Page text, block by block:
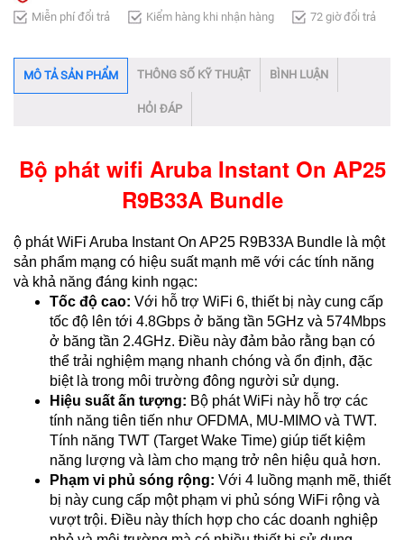
Miễn phí đổi trả
Kiểm hàng khi nhận hàng 72 giờ đổi trả
MÔ TẢ SẢN PHẨM THÔNG SỐ KỸ THUẬT BÌNH LUẬN
HỎI ĐÁP
Bộ phát wifi Aruba Instant On AP25
R9B33A Bundle​
ộ phát WiFi Aruba Instant On AP25 R9B33A Bundle là một
sản phẩm mạng có hiệu suất mạnh mẽ với các tính năng
và khả năng đáng kinh ngạc:
Tốc độ cao: Với hỗ trợ WiFi 6, thiết bị này cung cấp
tốc độ lên tới 4.8Gbps ở băng tần 5GHz và 574Mbps
ở băng tần 2.4GHz. Điều này đảm bảo rằng bạn có
thể trải nghiệm mạng nhanh chóng và ổn định, đặc
biệt là trong môi trường đông người sử dụng.
Hiệu suất ấn tượng: Bộ phát WiFi này hỗ trợ các
tính năng tiên tiến như OFDMA, MU-MIMO và TWT.
Tính năng TWT (Target Wake Time) giúp tiết kiệm
năng lượng và làm cho mạng trở nên hiệu quả hơn.
Phạm vi phủ sóng rộng: Với 4 luồng mạnh mẽ, thiết
bị này cung cấp một phạm vi phủ sóng WiFi rộng và
vượt trội. Điều này thích hợp cho các doanh nghiệp